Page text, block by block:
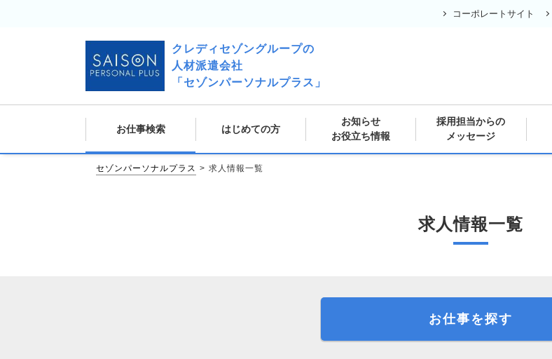
コーポレートサイト
クレディセゾングループの
人材派遣会社
「セゾンパーソナルプラス」
お仕事検索 はじめての方
お知らせ
お役立ち情報
採用担当からの
メッセージ
セゾンパーソナルプラス 求人情報一覧
求人情報一覧
お仕事を探す